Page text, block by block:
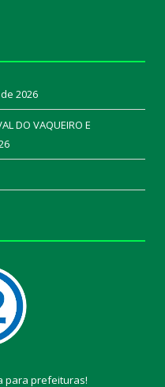
2026
DO VAQUEIRO E
para prefeituras!